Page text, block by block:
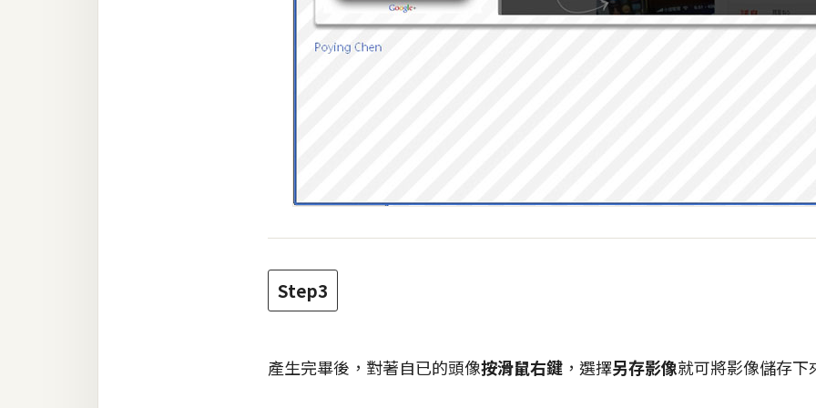
Step3
產生完畢後，對著自已的頭像按滑鼠右鍵 ，選擇另存影像就可將影像儲存下